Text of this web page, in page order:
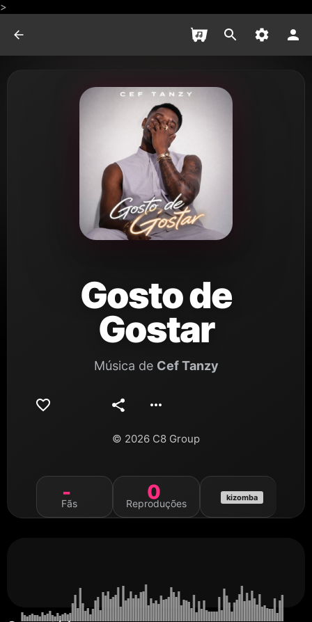
>
Gosto de
Gostar
Música de Cef Tanzy
© 2026 C8 Group
-
Fãs 0
Reproduções
kizomba